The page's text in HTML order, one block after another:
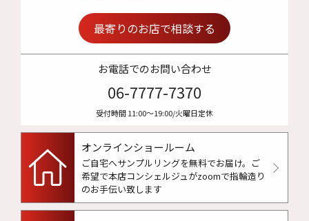
最寄りのお店で相談する
お電話でのお問い合わせ
06-7777-7370
受付時間 11:00〜19:00/火曜日定休
オンラインショールーム
ご自宅へサンプルリングを無料でお届け。 ご
希望で本店コンシェルジュがzoomで指輪造り
のお手伝い致します